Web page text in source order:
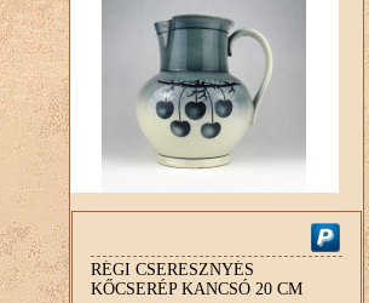
RÉGI CSERESZNYÉS
KŐCSERÉP KANCSÓ 20 CM